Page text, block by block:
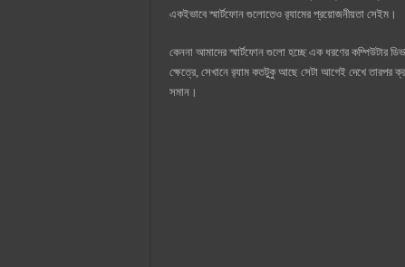
একইভাবে স্মার্টফোন গুলোতেও র‍্যামের প্রয়োজনীয়তা সেইম।
কেননা আমাদের স্মার্টফোন গুলো হচ্ছে এক ধরণের
ক্ষেত্রে, সেখানে র‍্যাম কতটুকু আছে সেটা আগেই দেখে তারপর
সমান।